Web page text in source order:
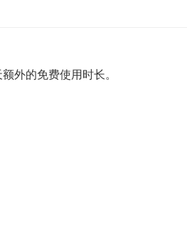
外的免费使用时长。